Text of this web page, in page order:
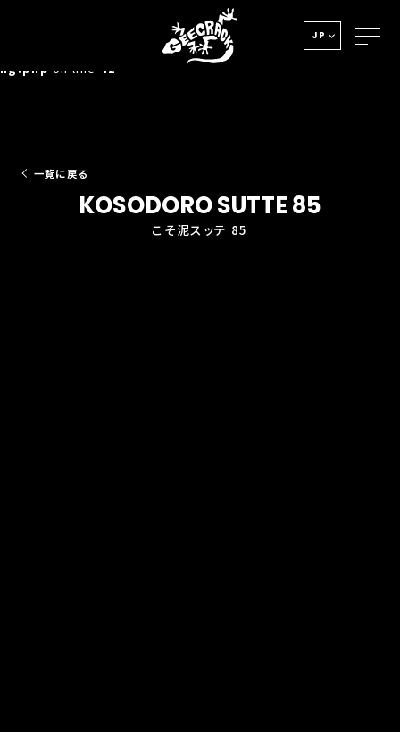
: Undefined index: HTTP_ACCEPT_LANGUAGE in
/home/xs278931/geecrack.com/public_html/app/view/la
ng.php on line 42
JP
一覧に戻る
KOSODORO SUTTE 85
こそ泥スッテ 85